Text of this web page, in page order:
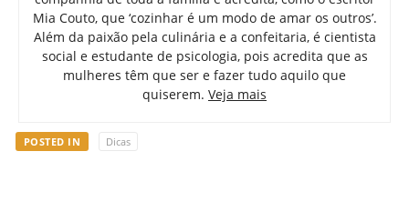
Mia Couto, que ‘cozinhar é um modo de amar os outros’.
Além da paixão pela culinária e a confeitaria, é cientista
social e estudante de psicologia, pois acredita que as
mulheres têm que ser e fazer tudo aquilo que
quiserem. Veja mais
POSTED IN Dicas